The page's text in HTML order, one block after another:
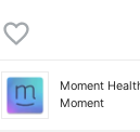
Moment
Moment